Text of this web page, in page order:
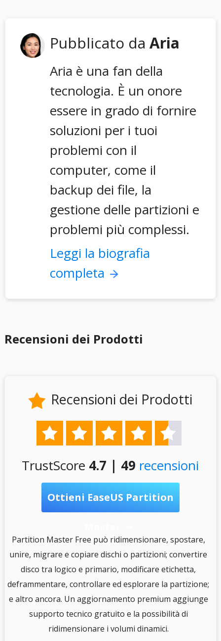
Pubblicato da Aria
Aria è una fan della
tecnologia. È un onore
essere in grado di fornire
soluzioni per i tuoi
problemi con il
computer, come il
backup dei file, la
gestione delle partizioni e
problemi più complessi.
Leggi la biografia
completa
Recensioni dei Prodotti
 Recensioni dei Prodotti
    
TrustScore 4.7 | 49 recensioni
Ottieni EaseUS Partition
Partition Master Free può ridimensionare, spostare,
unire, migrare e copiare dischi o partizioni; convertire
disco tra logico e primario, modificare etichetta,
deframmentare, controllare ed esplorare la partizione;
e altro ancora. Un aggiornamento premium aggiunge
supporto tecnico gratuito e la possibilità di
ridimensionare i volumi dinamici.